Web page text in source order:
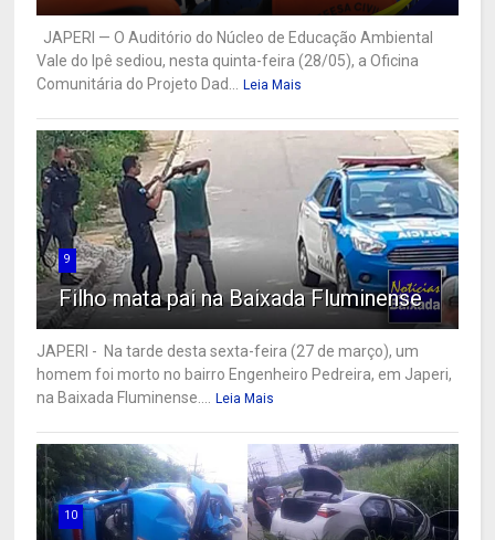
JAPERI — O Auditório do Núcleo de Educação Ambiental
Vale do Ipê sediou, nesta quinta-feira (28/05), a Oficina
Comunitária do Projeto Dad...
Leia Mais
9
Filho mata pai na Baixada Fluminense
JAPERI - Na tarde desta sexta-feira (27 de março), um
homem foi morto no bairro Engenheiro Pedreira, em Japeri,
na Baixada Fluminense....
Leia Mais
10